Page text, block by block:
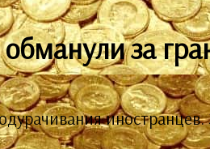
за
иностранцев.